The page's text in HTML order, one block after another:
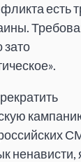
есть
зато